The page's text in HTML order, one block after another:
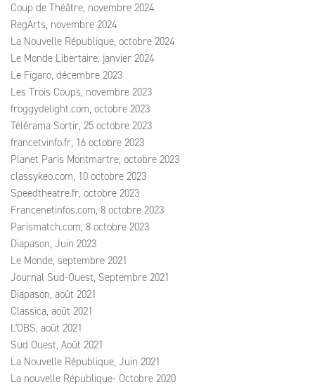
Coup de Théâtre, novembre 2024
RegArts, novembre 2024
La Nouvelle République, octobre 2024
Le Monde Libertaire, janvier 2024
Le Figaro, décembre 2023
Les Trois Coups, novembre 2023
froggydelight.com, octobre 2023
Télérama Sortir, 25 octobre 2023
francetvinfo.fr, 16 octobre 2023
Planet Paris Montmartre, octobre 2023
classykeo.com, 10 octobre 2023
Speedtheatre.fr, octobre 2023
Francenetinfos.com, 8 octobre 2023
Parismatch.com, 8 octobre 2023
Diapason, Juin 2023
Le Monde, septembre 2021
Journal Sud-Ouest, Septembre 2021
Diapason, août 2021
Classica, août 2021
L'OBS, août 2021
Sud Ouest, Août 2021
La Nouvelle République, Juin 2021
La nouvelle République- Octobre 2020